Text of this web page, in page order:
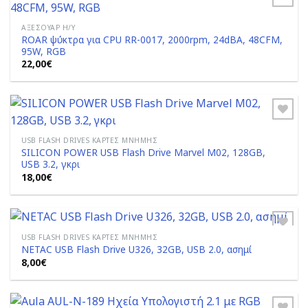
Add to
ΑΞΕΣΟΥΆΡ Η/Υ
ROAR ψύκτρα για CPU RR-0017, 2000rpm, 24dBA, 48CFM,
95W, RGB
22,00€
Add to
USB FLASH DRIVES ΚΆΡΤΕΣ ΜΝΉΜΗΣ
SILICON POWER USB Flash Drive Marvel M02, 128GB,
USB 3.2, γκρι
18,00€
USB FLASH DRIVES ΚΆΡΤΕΣ ΜΝΉΜΗΣ
NETAC USB Flash Drive U326, 32GB, USB 2.0, ασημί
8,00€